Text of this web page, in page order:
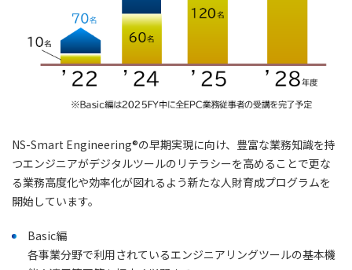
NS-Smart Engineering®の早期実現に向け、豊富な業務知識を持
つエンジニアがデジタルツールのリテラシーを高めることで更な
る業務高度化や効率化が図れるよう新たな人財育成プログラムを
開始しています。
Basic編
各事業分野で利用されているエンジニアリングツールの基本機